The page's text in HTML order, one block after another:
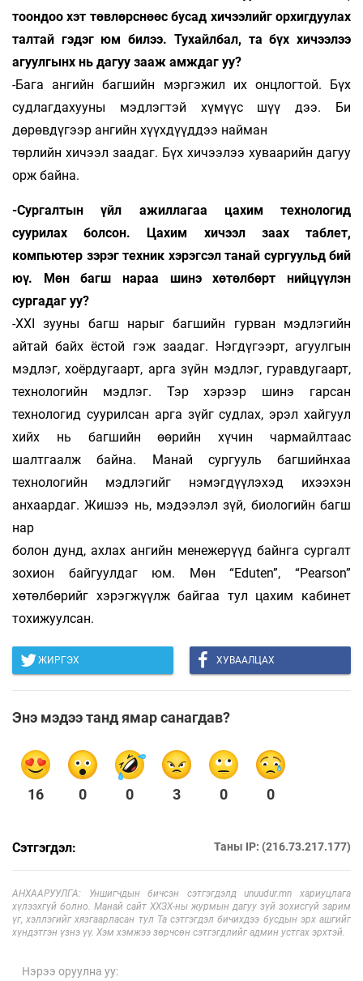
тоондоо хэт төвлөрснөөс бусад хичээлийг орхигдуулах
талтай гэдэг юм билээ. Тухайлбал, та бүх хичээлээ
агуулгынх нь дагуу зааж амждаг уу?
-Бага ангийн багшийн мэргэжил их онцлогтой. Бүх
судлагдахууны мэдлэгтэй хүмүүс шүү дээ. Би
дөрөвдүгээр ангийн хүүхдүүддээ найман
төрлийн хичээл заадаг. Бүх хичээлээ хуваарийн дагуу
орж байна.
-Сургалтын үйл ажиллагаа цахим технологид
суурилах болсон. Цахим хичээл заах таблет,
компьютер зэрэг техник хэрэгсэл танай сургуульд бий
юү. Мөн багш нараа шинэ хөтөлбөрт нийцүүлэн
сургадаг уу?
-XXI зууны багш нарыг багшийн гурван мэдлэгийн
айтай байх ёстой гэж заадаг. Нэгдүгээрт, агуулгын
мэдлэг, хоёрдугаарт, арга зүйн мэдлэг, гуравдугаарт,
технологийн мэдлэг. Тэр хэрээр шинэ гарсан
технологид суурилсан арга зүйг судлах, эрэл хайгуул
хийх нь багшийн өөрийн хүчин чармайлтаас
шалтгаалж байна. Манай сургууль багшийнхаа
технологийн мэдлэгийг нэмэгдүүлэхэд ихээхэн
анхаардаг. Жишээ нь, мэдээлэл зүй, биологийн багш
нар
болон дунд, ахлах ангийн менежерүүд байнга сургалт
зохион байгуулдаг юм. Мөн “Еduten”, “Рeаrson”
хөтөлбөрийг хэрэгжүүлж байгаа тул цахим кабинет
тохижуулсан.
ЖИРГЭХ ХУВААЛЦАХ
Энэ мэдээ танд ямар санагдав?
16 0 0 3 0 0
Сэтгэгдэл: Таны IP: (216.73.217.177)
АНХААРУУЛГА: Уншигчдын бичсэн сэтгэгдэлд unuudur.mn хариуцлага
хүлээхгүй болно. Манай сайт ХХЗХ-ны журмын дагуу зүй зохисгүй зарим
үг, хэллэгийг хязгаарласан тул Та сэтгэгдэл бичихдээ бусдын эрх ашгийг
хүндэтгэн үзнэ үү. Хэм хэмжээ зөрчсөн сэтгэгдлийг админ устгах эрхтэй.